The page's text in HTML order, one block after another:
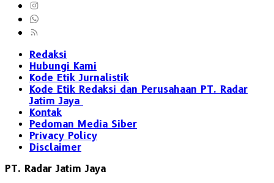
Redaksi
Hubungi Kami
Kode Etik Jurnalistik
Kode Etik Redaksi dan Perusahaan PT. Radar
Jatim Jaya
Kontak
Pedoman Media Siber
Privacy Policy
Disclaimer
PT. Radar Jatim Jaya